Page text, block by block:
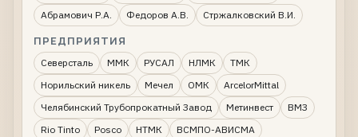
Абрамович Р.А.
Федоров А.В. Стржалковский В.И.
ПРЕДПРИЯТИЯ
Северсталь ММК РУСАЛ НЛМК
ТМК
Норильский никель
Мечел ОМК
ArcelorMittal
Челябинский Трубопрокатный Завод
Метинвест
ВМЗ
Rio Tinto
Posco НТМК ВСМПО-АВИСМА